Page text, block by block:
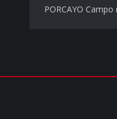
PORCAYO Campo